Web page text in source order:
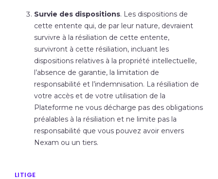
Survie des dispositions. Les dispositions de
cette entente qui, de par leur nature, devraient
survivre à la résiliation de cette entente,
survivront à cette résiliation, incluant les
dispositions relatives à la propriété intellectuelle,
l’absence de garantie, la limitation de
responsabilité et l’indemnisation. La résiliation de
votre accès et de votre utilisation de la
Plateforme ne vous décharge pas des obligations
préalables à la résiliation et ne limite pas la
responsabilité que vous pouvez avoir envers
Nexam ou un tiers.
LITIGE